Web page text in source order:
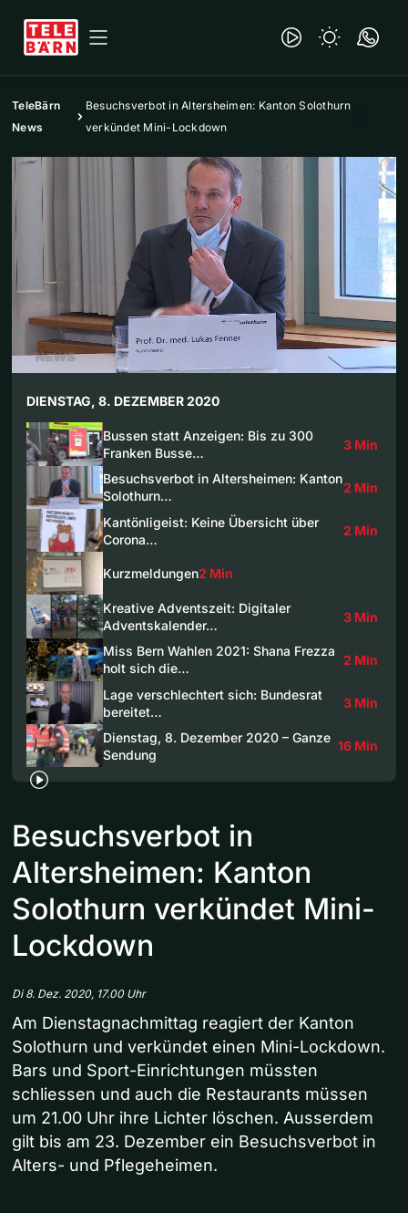
TeleBärn
News
Besuchsverbot in Altersheimen: Kanton Solothurn
verkündet Mini-Lockdown
DIENSTAG, 8. DEZEMBER 2020
Bussen statt Anzeigen: Bis zu 300
Franken Busse…
3 Min
Besuchsverbot in Altersheimen: Kanton
Solothurn…
2 Min
Kantönligeist: Keine Übersicht über
Corona…
2 Min
Kurzmeldungen2 Min
Kreative Adventszeit: Digitaler
Adventskalender…
3 Min
Miss Bern Wahlen 2021: Shana Frezza
holt sich die…
2 Min
Lage verschlechtert sich: Bundesrat
bereitet…
3 Min
Dienstag, 8. Dezember 2020 – Ganze
Sendung
16 Min
Besuchsverbot in
Altersheimen: Kanton
Solothurn verkündet Mini-
Lockdown
Di 8. Dez. 2020, 17.00 Uhr
Am Dienstagnachmittag reagiert der Kanton
Solothurn und verkündet einen Mini-Lockdown.
Bars und Sport-Einrichtungen müssten
schliessen und auch die Restaurants müssen
um 21.00 Uhr ihre Lichter löschen. Ausserdem
gilt bis am 23. Dezember ein Besuchsverbot in
Alters- und Pflegeheimen.